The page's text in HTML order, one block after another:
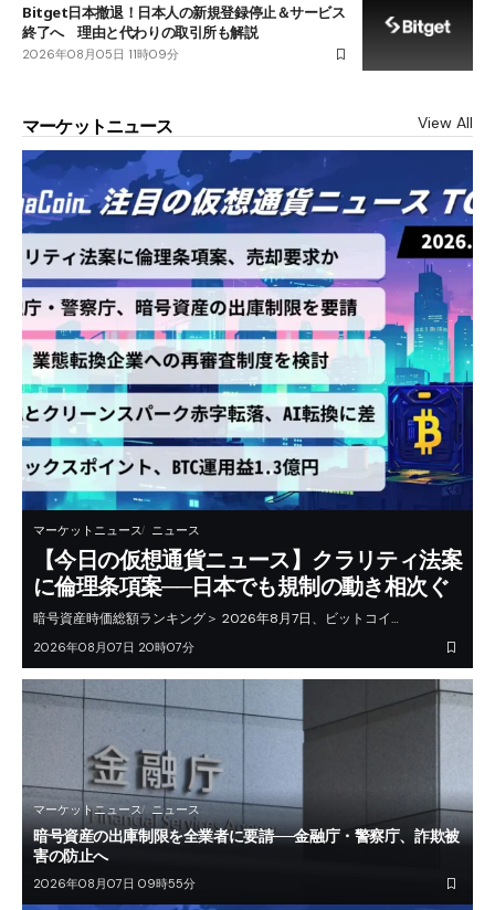
Bitget日本撤退！日本人の新規登録停止＆サービス
終了へ 理由と代わりの取引所も解説
2026年08月05日 11時09分
マーケットニュース View All
マーケットニュース ニュース
【今日の仮想通貨ニュース】クラリティ法案
に倫理条項案──日本でも規制の動き相次ぐ
暗号資産時価総額ランキング＞ 2026年8月7日、ビットコイ…
2026年08月07日 20時07分
マーケットニュース ニュース
暗号資産の出庫制限を全業者に要請──金融庁・警察庁、詐欺被
害の防止へ
2026年08月07日 09時55分